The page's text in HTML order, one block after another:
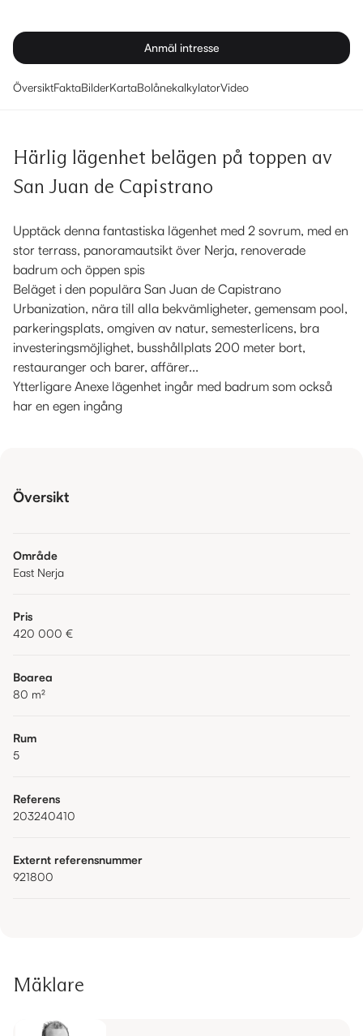
Anmäl intresse
ÖversiktFaktaBilderKartaBolånekalkylatorVideo
Härlig lägenhet belägen på toppen av
San Juan de Capistrano
Upptäck denna fantastiska lägenhet med 2 sovrum, med en
stor terrass, panoramautsikt över Nerja, renoverade
badrum och öppen spis
Beläget i den populära San Juan de Capistrano
Urbanization, nära till alla bekvämligheter, gemensam pool,
parkeringsplats, omgiven av natur, semesterlicens, bra
investeringsmöjlighet, busshållplats 200 meter bort,
restauranger och barer, affärer...
Ytterligare Anexe lägenhet ingår med badrum som också
har en egen ingång
Översikt
Område
East Nerja
Pris
420 000 €
Boarea
80 m²
Rum
5
Referens
203240410
Externt referensnummer
921800
Mäklare